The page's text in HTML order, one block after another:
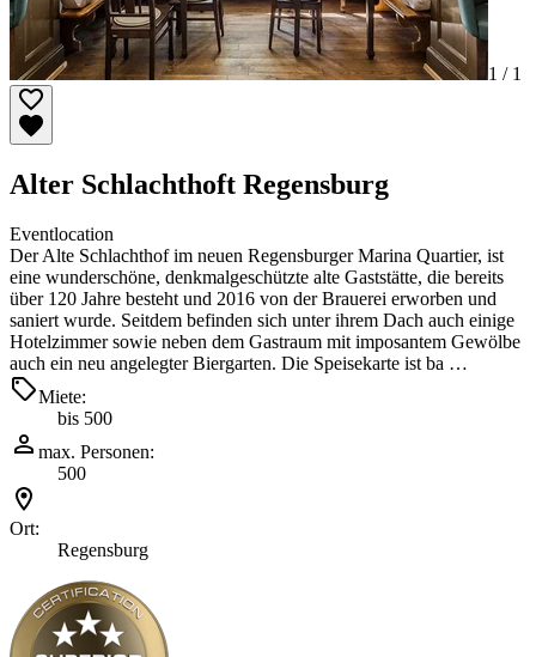
1 / 1
Alter Schlachthoft Regensburg
Eventlocation
Der Alte Schlachthof im neuen Regensburger Marina Quartier, ist
eine wunderschöne, denkmalgeschützte alte Gaststätte, die bereits
über 120 Jahre besteht und 2016 von der Brauerei erworben und
saniert wurde. Seitdem befinden sich unter ihrem Dach auch einige
Hotelzimmer sowie neben dem Gastraum mit imposantem Gewölbe
auch ein neu angelegter Biergarten. Die Speisekarte ist ba …
Miete:
bis 500
max. Personen:
500
Ort:
Regensburg